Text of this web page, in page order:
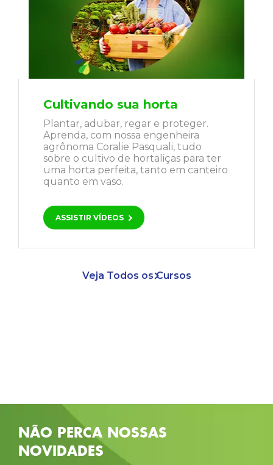
Cultivando sua horta
Plantar, adubar, regar e proteger.
Aprenda, com nossa engenheira
agrônoma Coralie Pasquali, tudo
sobre o cultivo de hortaliças para ter
uma horta perfeita, tanto em canteiro
quanto em vaso.
ASSISTIR VÍDEOS
Veja Todos os Cursos
NÃO PERCA NOSSAS
NOVIDADES